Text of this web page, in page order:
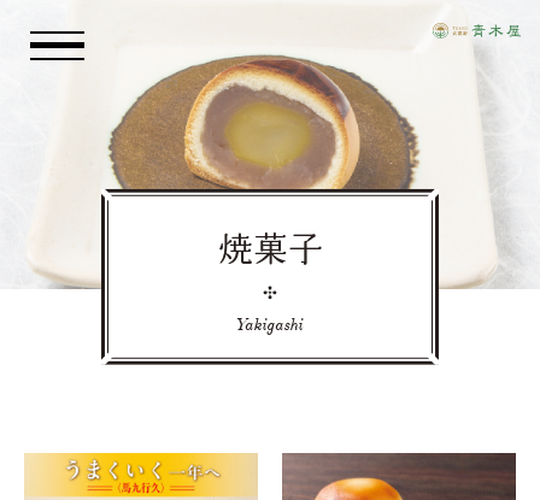
お知らせ
商品情報
店舗情報
焼菓子
Yakigashi